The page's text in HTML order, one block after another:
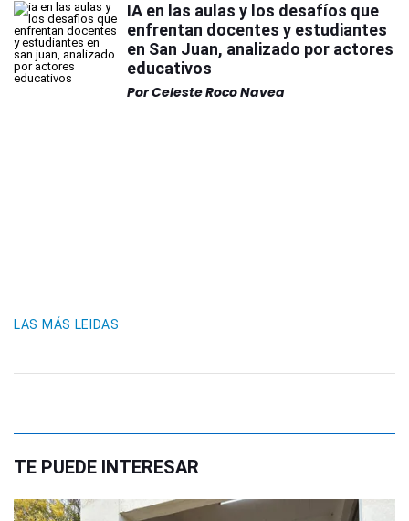
IA en las aulas y los desafíos que
enfrentan docentes y estudiantes
en San Juan, analizado por actores
educativos
PorCeleste Roco Navea
LAS MÁS LEIDAS
TE PUEDE INTERESAR